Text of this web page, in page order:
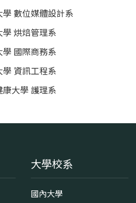
數位媒體設計系
烘焙管理系
國際商務系
資訊工程系
大學 護理系
大學校系
國內大學